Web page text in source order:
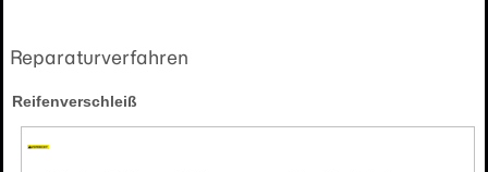
Reparaturverfahren
Reifenverschleiß